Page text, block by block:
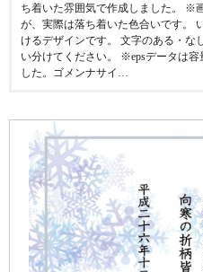
ち着いた雰囲気で作成しました。 ※
が、実際は落ち着いた色合いです。
けるデザインです。 文字のある・な
い分けてください。 ※epsデータは
した。ゴメンナサイ…